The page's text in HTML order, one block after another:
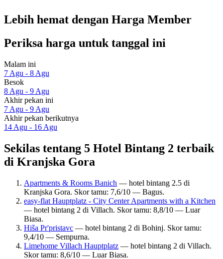
Lebih hemat dengan Harga Member
Periksa harga untuk tanggal ini
Malam ini
7 Agu - 8 Agu
Besok
8 Agu - 9 Agu
Akhir pekan ini
7 Agu - 9 Agu
Akhir pekan berikutnya
14 Agu - 16 Agu
Sekilas tentang 5 Hotel Bintang 2 terbaik
di Kranjska Gora
Apartments & Rooms Banich — hotel bintang 2.5 di
Kranjska Gora. Skor tamu: 7,6/10 — Bagus.
easy-flat Hauptplatz - City Center Apartments with a Kitchen
— hotel bintang 2 di Villach. Skor tamu: 8,8/10 — Luar
Biasa.
Hiša Pr'pristavc — hotel bintang 2 di Bohinj. Skor tamu:
9,4/10 — Sempurna.
Limehome Villach Hauptplatz — hotel bintang 2 di Villach.
Skor tamu: 8,6/10 — Luar Biasa.